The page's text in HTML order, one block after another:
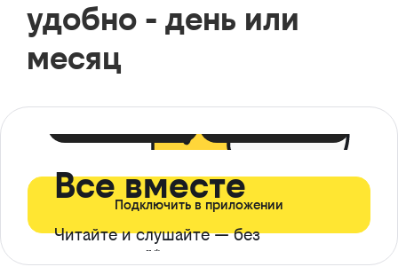
удобно - день или
месяц
Все вместе
Читайте и слушайте — без
ограничений*
Подключить в приложении